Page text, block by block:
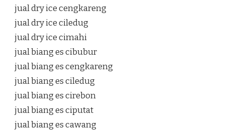
jual dry ice cengkareng
jual dry ice ciledug
jual dry ice cimahi
jual biang es cibubur
jual biang es cengkareng
jual biang es ciledug
jual biang es cirebon
jual biang es ciputat
jual biang es cawang